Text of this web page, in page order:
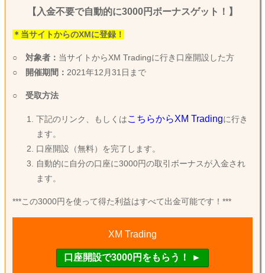
【入金不要で自動的に3000円ボーナスゲット！】
＊当サイトからのXMに登録！
○ 対象者： 当サイトからXM Tradingに行き口座開設した方
○
開催期間： 2021年12月31日まで
○ 受取方法
下記のリンク、もしくはこちらからXM Tradingに行き
ます。
口座開設（無料）を完了します。
自動的に自分の口座に3000円の取引ボーナスが入金され
ます。
***この3000円を使って得た利益はすべて出金可能です！***
XM Trading